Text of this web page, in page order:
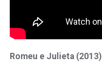
Romeu e Julieta (2013)